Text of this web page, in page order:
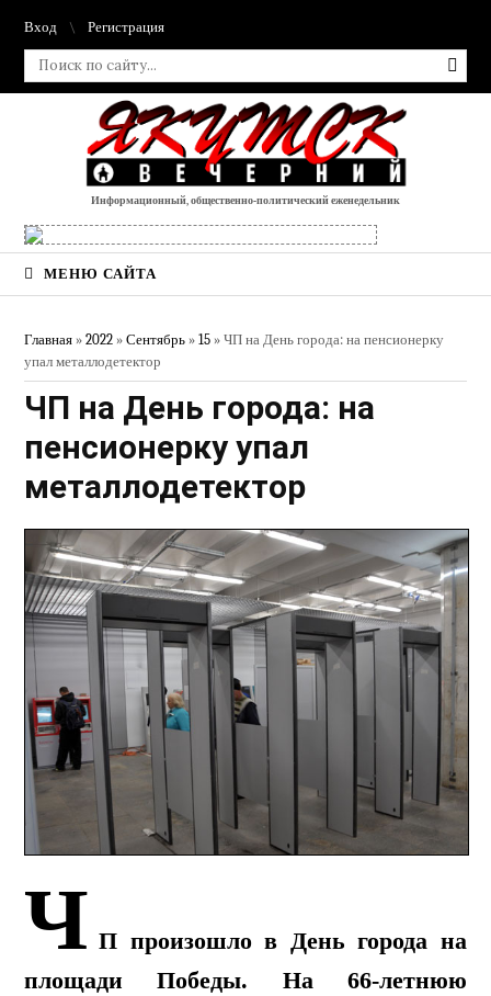
Вход Регистрация
Информационный, общественно-политический еженедельник
МЕНЮ САЙТА
Главная »2022 » Сентябрь » 15 » ЧП на День города: на пенсионерку
упал металлодетектор
ЧП на День города: на
пенсионерку упал
металлодетектор
Ч П произошло в День города на
площади Победы. На 66-летнюю